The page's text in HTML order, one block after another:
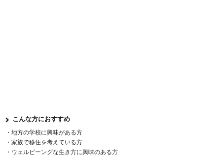
こんな方におすすめ
・地方の学校に興味がある方
・家族で移住を考えている方
・ウェルビーングな生き方に興味のある方